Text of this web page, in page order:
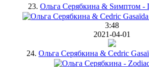
23. Ольга Серябкина & Sимптом -
3:48
2021-04-01
24. Ольга Серябкина & Cedric